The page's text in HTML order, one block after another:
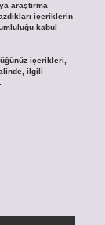
araştırma
içeriklerin
kabul
içerikleri,
ilgili